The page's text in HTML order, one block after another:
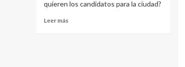
quieren los candidatos para la ciudad?
Leer más